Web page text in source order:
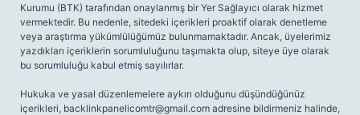
Kurumu (BTK) tarafından onaylanmış bir Yer Sağlayıcı olarak hizmet
vermektedir. Bu nedenle, sitedeki içerikleri proaktif olarak denetleme
veya araştırma yükümlülüğümüz bulunmamaktadır. Ancak, üyelerimiz
yazdıkları içeriklerin sorumluluğunu taşımakta olup, siteye üye olarak
bu sorumluluğu kabul etmiş sayılırlar.
Hukuka ve yasal düzenlemelere aykırı olduğunu düşündüğünüz
içerikleri, backlinkpanelicomtr@gmail.com adresine bildirmeniz halinde,